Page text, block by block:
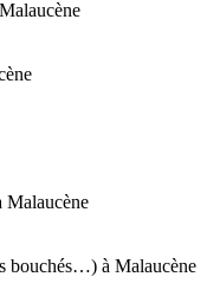
Malaucène
bouchés…) à Malaucène